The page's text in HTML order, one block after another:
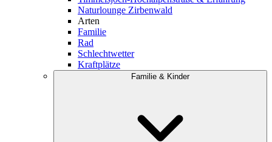
Naturlounge Zirbenwald
Arten
Familie
Rad
Schlechtwetter
Kraftplätze
Familie & Kinder